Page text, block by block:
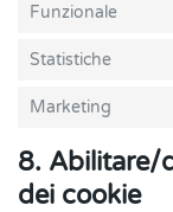
Funzionale
Statistiche
Marketing
8. Abilitare/
dei cookie